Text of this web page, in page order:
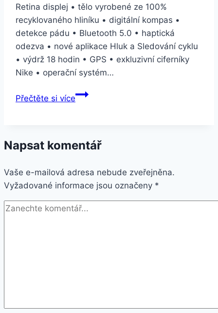
Retina displej • tělo vyrobené ze 100%
recyklovaného hliníku • digitální kompas •
detekce pádu • Bluetooth 5.0 • haptická
odezva • nové aplikace Hluk a Sledování cyklu
• výdrž 18 hodin • GPS • exkluzivní ciferníky
Nike • operační systém…
Přečtěte si víceApple
5
40mm
pouzdro
z
vesmírně
Napsat komentář
Vaše e-mailová adresa nebude zveřejněna.
Vyžadované informace jsou označeny *